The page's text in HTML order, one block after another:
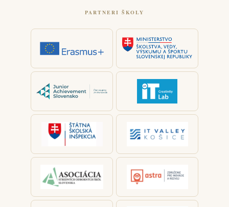
PARTNERI ŠKOLY